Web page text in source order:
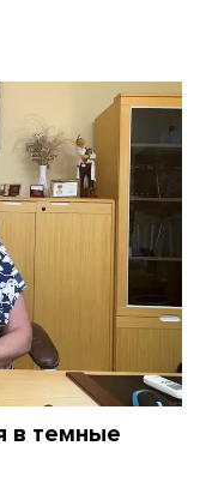
в темные